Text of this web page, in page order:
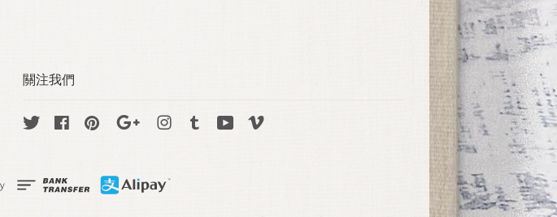
關注我們
Twitter FacebookPinterest Google InstagramTumblr YouTube